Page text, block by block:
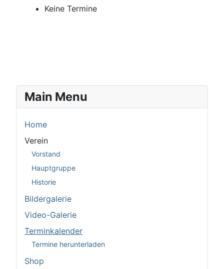
Keine Termine
Main Menu
Home
Verein
Vorstand
Hauptgruppe
Historie
Bildergalerie
Video-Galerie
Terminkalender
Termine herunterladen
Shop